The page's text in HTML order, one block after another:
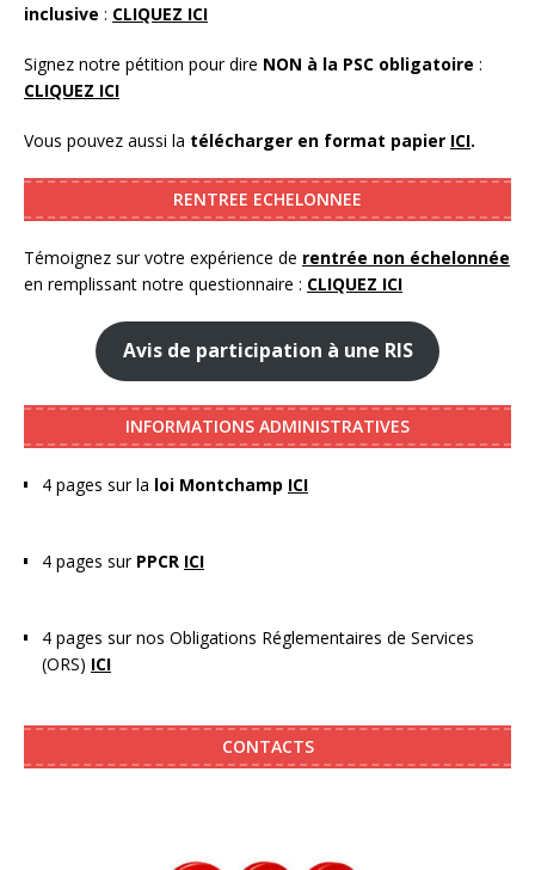
inclusive : CLIQUEZ ICI
Signez notre pétition pour dire NON à la PSC obligatoire :
CLIQUEZ ICI
Vous pouvez aussi la télécharger en format papier ICI.
RENTREE ECHELONNEE
Témoignez sur votre expérience de rentrée non échelonnée
en remplissant notre questionnaire : CLIQUEZ ICI
Avis de participation à une RIS
INFORMATIONS ADMINISTRATIVES
4 pages sur la loi Montchamp ICI
4 pages sur PPCR ICI
4 pages sur nos Obligations Réglementaires de Services
(ORS) ICI
CONTACTS